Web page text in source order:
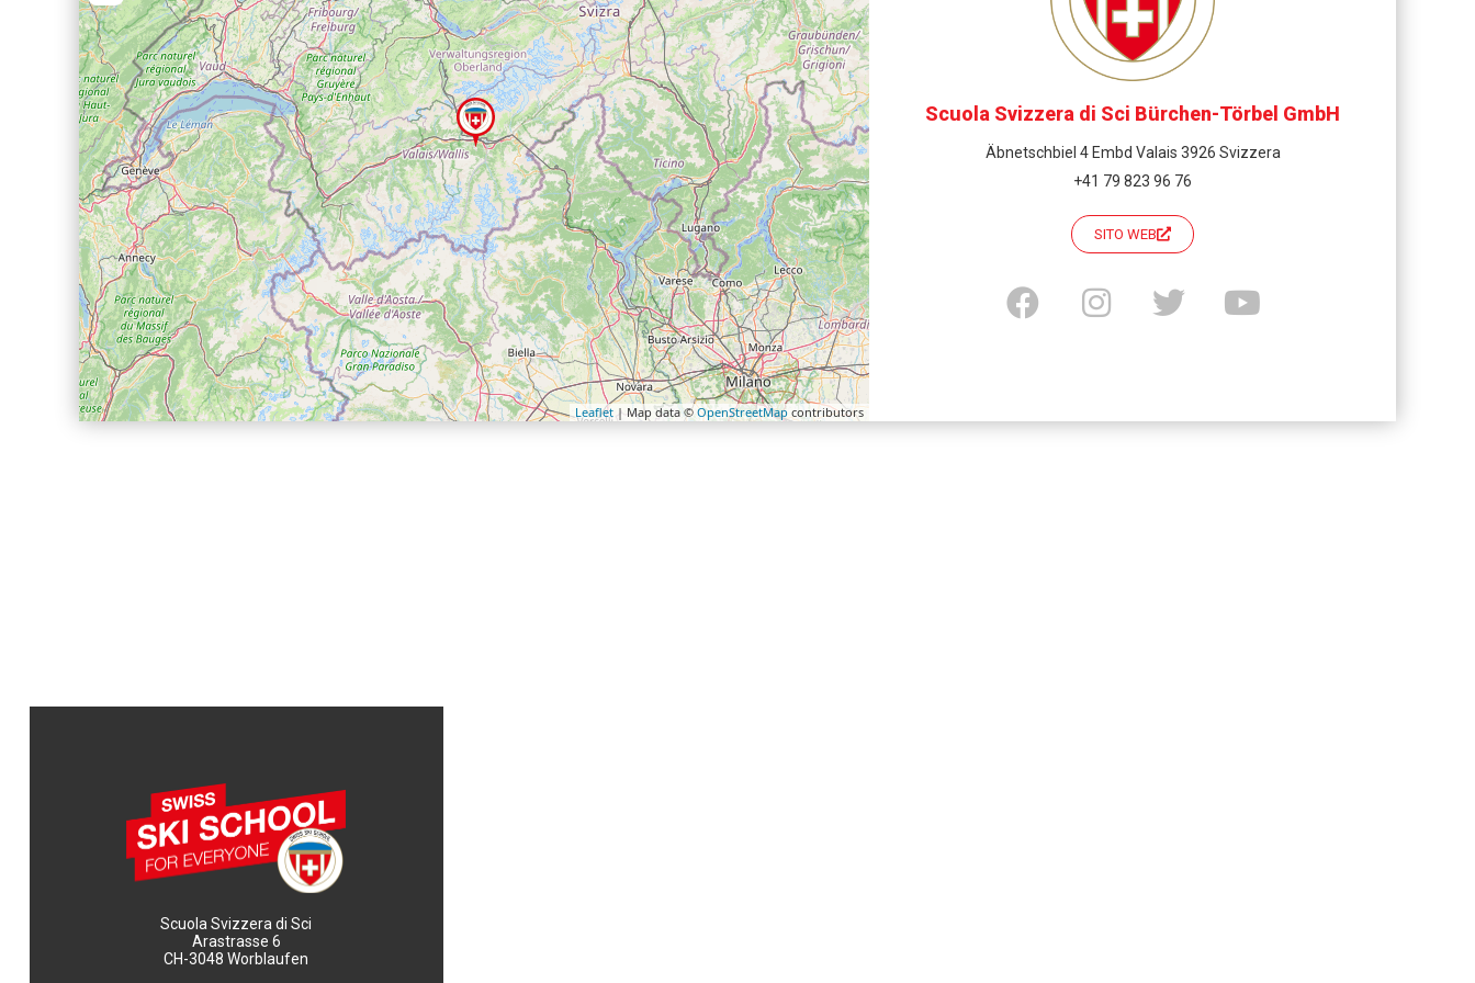
Leaflet | Map data © OpenStreetMap contributors
Scuola Svizzera di Sci Bürchen-Törbel GmbH
Äbnetschbiel 4 Embd Valais 3926 Svizzera
+41 79 823 96 76
SITO WEB
Scuola Svizzera di Sci
Arastrasse 6
CH-3048 Worblaufen